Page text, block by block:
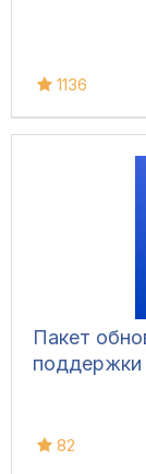
1136
Пакет
поддержки
82